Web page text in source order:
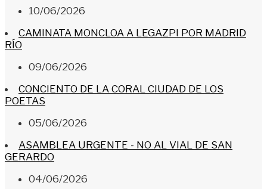
10/06/2026
CAMINATA MONCLOA A LEGAZPI POR MADRID
RÍO
09/06/2026
CONCIENTO DE LA CORAL CIUDAD DE LOS
POETAS
05/06/2026
ASAMBLEA URGENTE - NO AL VIAL DE SAN
GERARDO
04/06/2026